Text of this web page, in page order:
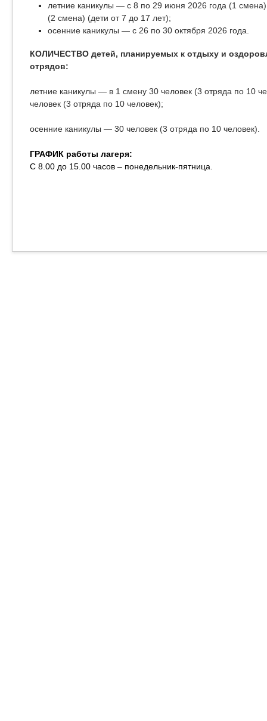
летние каникулы — с 8 по 29 июня 2026 года (1
(2 смена) (дети от 7 до 17 лет);
осенние каникулы — с 26 по 30 октября 2026 года.
КОЛИЧЕСТВО детей, планируемых к отдыху и
отрядов:
летние каникулы — в 1 смену 30 человек (3 отряда по 10
человек (3 отряда по 10 человек);
осенние каникулы — 30 человек (3 отряда по 10 человек).
ГРАФИК работы лагеря:
С 8.00 до 15.00 часов – понедельник-пятница.